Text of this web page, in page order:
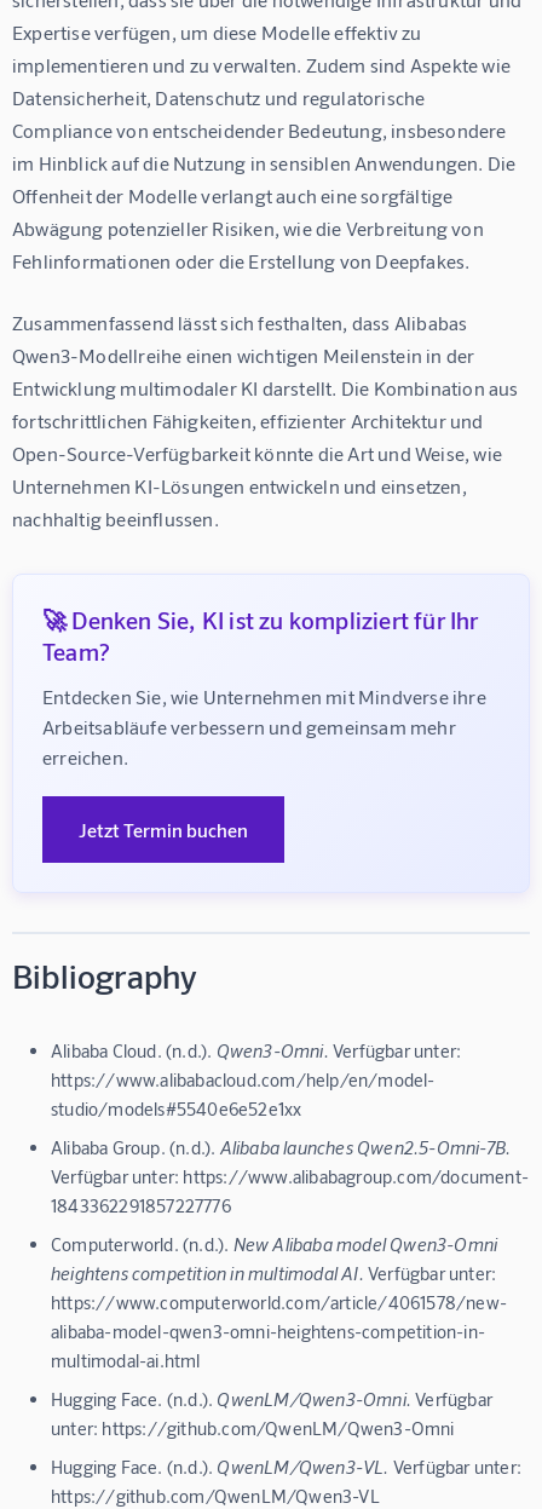
Expertise verfügen, um diese Modelle effektiv zu
implementieren und zu verwalten. Zudem sind Aspekte wie
Datensicherheit, Datenschutz und regulatorische
Compliance von entscheidender Bedeutung, insbesondere
im Hinblick auf die Nutzung in sensiblen Anwendungen. Die
Offenheit der Modelle verlangt auch eine sorgfältige
Abwägung potenzieller Risiken, wie die Verbreitung von
Fehlinformationen oder die Erstellung von Deepfakes.
Zusammenfassend lässt sich festhalten, dass Alibabas
Qwen3-Modellreihe einen wichtigen Meilenstein in der
Entwicklung multimodaler KI darstellt. Die Kombination aus
fortschrittlichen Fähigkeiten, effizienter Architektur und
Open-Source-Verfügbarkeit könnte die Art und Weise, wie
Unternehmen KI-Lösungen entwickeln und einsetzen,
nachhaltig beeinflussen.
🚀 Denken Sie, KI ist zu kompliziert für Ihr
Team?
Entdecken Sie, wie Unternehmen mit Mindverse ihre
Arbeitsabläufe verbessern und gemeinsam mehr
erreichen.
Jetzt Termin buchen
Bibliography
Alibaba Cloud. (n.d.). Qwen3-Omni. Verfügbar unter:
https://www.alibabacloud.com/help/en/model-
studio/models#5540e6e52e1xx
Alibaba Group. (n.d.). Alibaba launches Qwen2.5-Omni-7B.
Verfügbar unter: https://www.alibabagroup.com/document-
1843362291857227776
Computerworld. (n.d.). New Alibaba model Qwen3-Omni
heightens competition in multimodal AI. Verfügbar unter:
https://www.computerworld.com/article/4061578/new-
alibaba-model-qwen3-omni-heightens-competition-in-
multimodal-ai.html
Hugging Face. (n.d.). QwenLM/Qwen3-Omni. Verfügbar
unter: https://github.com/QwenLM/Qwen3-Omni
Hugging Face. (n.d.). QwenLM/Qwen3-VL. Verfügbar unter:
https://github.com/QwenLM/Qwen3-VL